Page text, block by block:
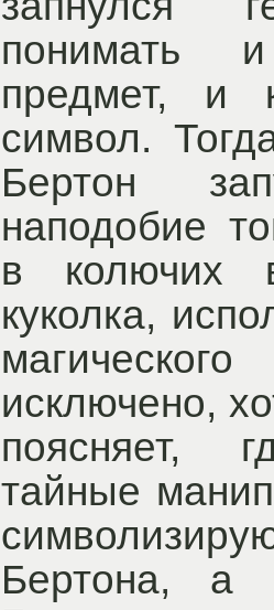
понимать
предмет, и
символ.
Бертон
наподобие
в колючих
куколка,
исключено,
поясняет,
тайные
Бертона, а